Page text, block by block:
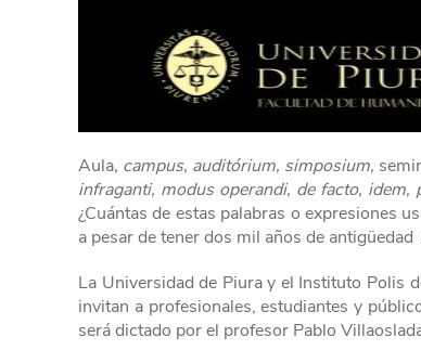
Aula, campus, auditórium, simposium,
infraganti, modus operandi, de facto,
¿Cuántas de estas palabras o expresiones
a pesar de tener dos mil años de
La Universidad de Piura y el Instituto Polis
invitan a profesionales, estudiantes y
será dictado por el profesor Pablo